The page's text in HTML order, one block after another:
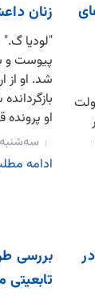
زنان
"لودیا
پیوست و
شد. او از
او
سه‌شنبه، ۱۶
ادامه
بررسی